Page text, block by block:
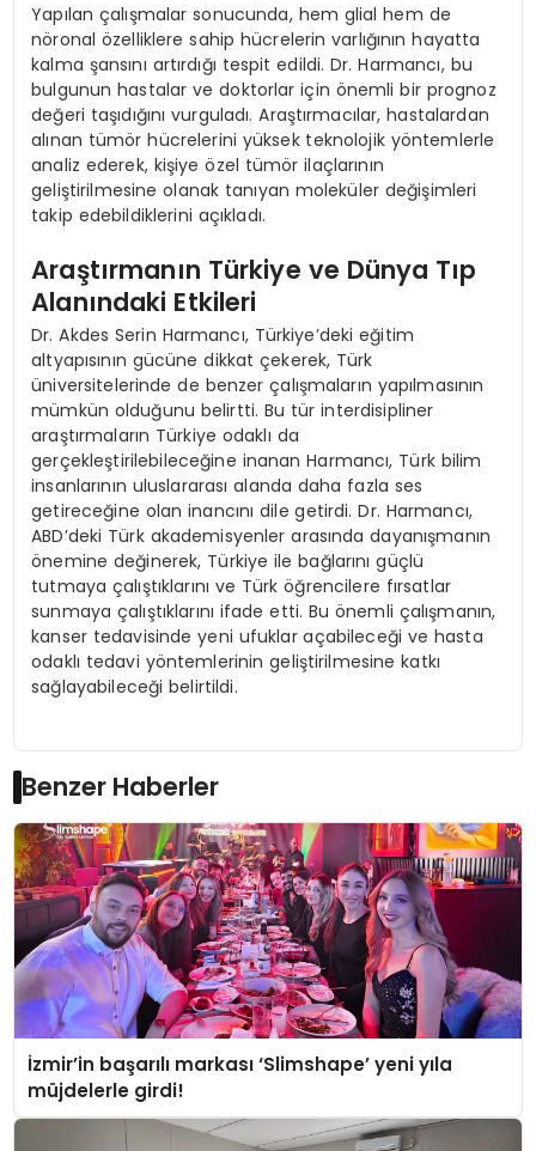
Yapılan çalışmalar sonucunda, hem glial hem de
nöronal özelliklere sahip hücrelerin varlığının hayatta
kalma şansını artırdığı tespit edildi. Dr. Harmancı, bu
bulgunun hastalar ve doktorlar için önemli bir prognoz
değeri taşıdığını vurguladı. Araştırmacılar, hastalardan
alınan tümör hücrelerini yüksek teknolojik yöntemlerle
analiz ederek, kişiye özel tümör ilaçlarının
geliştirilmesine olanak tanıyan moleküler değişimleri
takip edebildiklerini açıkladı.
Araştırmanın Türkiye ve Dünya Tıp
Alanındaki Etkileri
Dr. Akdes Serin Harmancı, Türkiye’deki eğitim
altyapısının gücüne dikkat çekerek, Türk
üniversitelerinde de benzer çalışmaların yapılmasının
mümkün olduğunu belirtti. Bu tür interdisipliner
araştırmaların Türkiye odaklı da
gerçekleştirilebileceğine inanan Harmancı, Türk bilim
insanlarının uluslararası alanda daha fazla ses
getireceğine olan inancını dile getirdi. Dr. Harmancı,
ABD’deki Türk akademisyenler arasında dayanışmanın
önemine değinerek, Türkiye ile bağlarını güçlü
tutmaya çalıştıklarını ve Türk öğrencilere fırsatlar
sunmaya çalıştıklarını ifade etti. Bu önemli çalışmanın,
kanser tedavisinde yeni ufuklar açabileceği ve hasta
odaklı tedavi yöntemlerinin geliştirilmesine katkı
sağlayabileceği belirtildi.
Benzer Haberler
İzmir’in başarılı markası ‘Slimshape’ yeni yıla
müjdelerle girdi!